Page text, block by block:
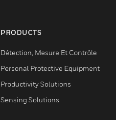
PRODUCTS
Détection, Mesure Et Contrôle
Personal Protective Equipment
Productivity Solutions
Sensing Solutions